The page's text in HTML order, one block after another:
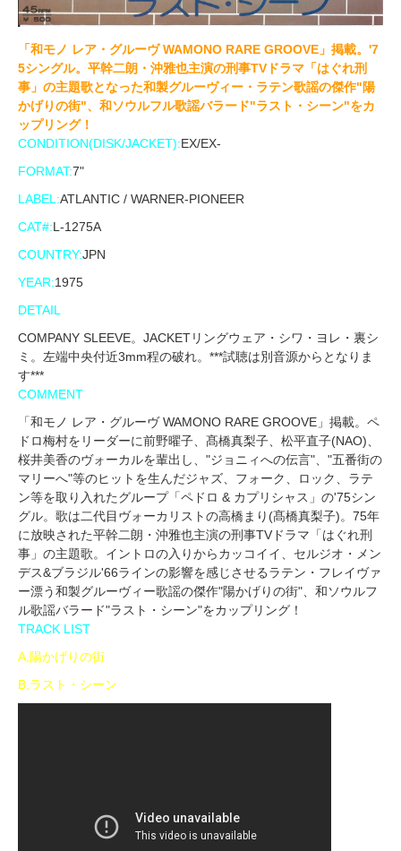
「和モノ レア・グルーヴ WAMONO RARE GROOVE」掲載。'7
5シングル。平幹二朗・沖雅也主演の刑事TVドラマ「はぐれ刑
事」の主題歌となった和製グルーヴィー・ラテン歌謡の傑作"陽
かげりの街"、和ソウルフル歌謡バラード"ラスト・シーン"をカ
ップリング！
CONDITION(DISK/JACKET):EX/EX-
FORMAT:7"
LABEL:ATLANTIC / WARNER-PIONEER
CAT#:L-1275A
COUNTRY:JPN
YEAR:1975
DETAIL
COMPANY SLEEVE。JACKETリングウェア・シワ・ヨレ・裏シ
ミ。左端中央付近3mm程の破れ。***試聴は別音源からとなりま
す***
COMMENT
「和モノ レア・グルーヴ WAMONO RARE GROOVE」掲載。ペ
ドロ梅村をリーダーに前野曜子、髙橋真梨子、松平直子(NAO)、
桜井美香のヴォーカルを輩出し、"ジョニィへの伝言"、"五番街の
マリーへ"等のヒットを生んだジャズ、フォーク、ロック、ラテ
ン等を取り入れたグループ「ペドロ & カプリシャス」の'75シン
グル。歌は二代目ヴォーカリストの高橋まり(髙橋真梨子)。75年
に放映された平幹二朗・沖雅也主演の刑事TVドラマ「はぐれ刑
事」の主題歌。イントロの入りからカッコイイ、セルジオ・メン
デス&ブラジル'66ラインの影響を感じさせるラテン・フレイヴァ
ー漂う和製グルーヴィー歌謡の傑作"陽かげりの街"、和ソウルフ
ル歌謡バラード"ラスト・シーン"をカップリング！
TRACK LIST
A,陽かげりの街
B,ラスト・シーン